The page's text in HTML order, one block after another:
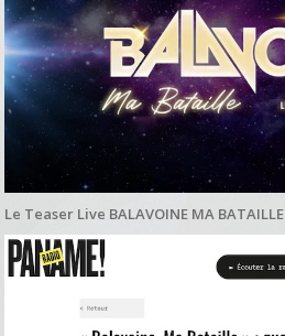
Le Teaser Live BALAVOINE MA BATAILLE